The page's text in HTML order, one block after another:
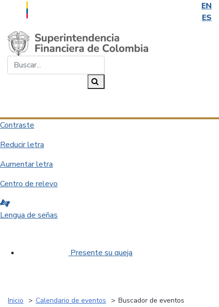
EN
ES
Saltar al contenido principal
Contraste
Reducir letra
Aumentar letra
Centro de relevo
Lengua de señas
Presente su queja
Inicio Calendario de eventos Buscador de eventos